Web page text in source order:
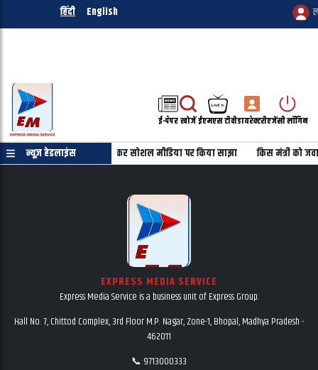
हिंदी English
ई-पेपरखोजेंईएमएस टीवीडायरेक्टरीएजेंसी लॉगिन
न्यूज़ हेडलाइंस
महबूबा की तस्वीर को उल्टा कर सोशल मीडिया पर किया साझा किस मंत्री को
EXPRESS MEDIA SERVICE
Express Media Service is a business unit of Express Group.
Hall No. 7, Chittod Complex, 3rd Floor M.P. Nagar, Zone-1, Bhopal, Madhya Pradesh -
462011
📞 9713000333